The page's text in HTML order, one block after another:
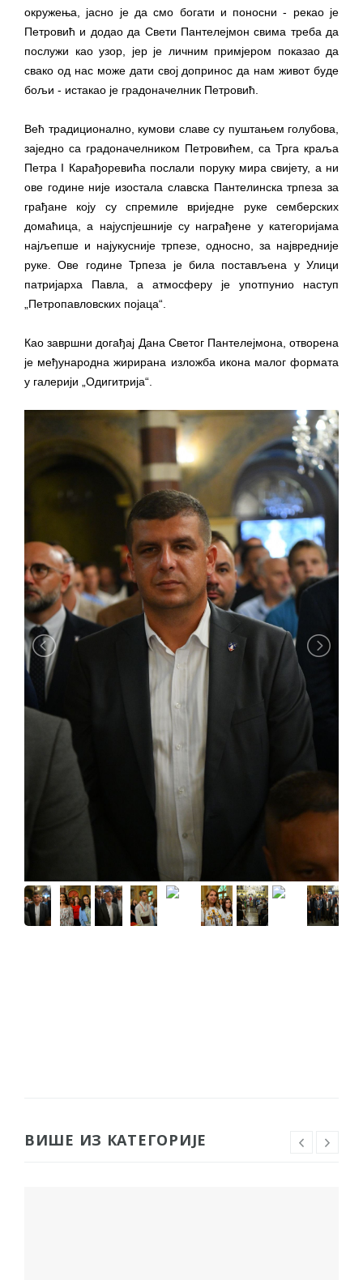
окружења, јасно је да смо богати и поносни - рекао је
Петровић и додао да Свети Пантелејмон свима треба да
послужи као узор, јер је личним примјером показао да
свако од нас може дати свој допринос да нам живот буде
бољи - истакао је градоначелник Петровић.
​Већ традиционално, кумови славе су пуштањем голубова,
заједно са градоначелником Петровићем, са Трга краља
Петра I Карађоревића послали поруку мира свијету, а ни
ове године није изостала славска Пантелинска трпеза за
грађане коју су спремиле вриједне руке семберских
домаћица, а најуспјешније су награђене у категоријама
најљепше и најукусније трпезе, односно, за највредније
руке. Ове године Трпеза је била постављена у Улици
патријарха Павла, а атмосферу је употпунио наступ
„Петропавловских појаца“.
Као завршни догађај Дана Светог Пантелејмона, отворена
је међународна жирирана изложба икона малог формата
у галерији „Одигитрија“.
ВИШЕ ИЗ КАТЕГОРИЈЕ